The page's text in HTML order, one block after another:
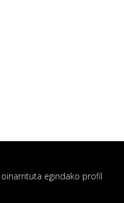
egindako profil